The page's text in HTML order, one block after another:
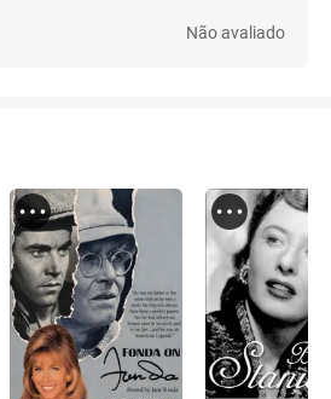
Não avaliado